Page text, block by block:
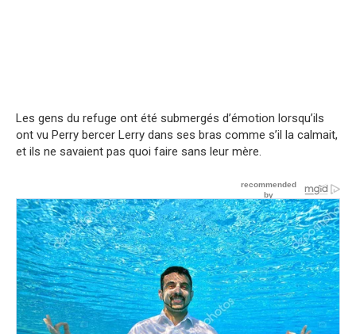
Les gens du refuge ont été submergés d’émotion lorsqu’ils
ont vu Perry bercer Lerry dans ses bras comme s’il la calmait,
et ils ne savaient pas quoi faire sans leur mère.